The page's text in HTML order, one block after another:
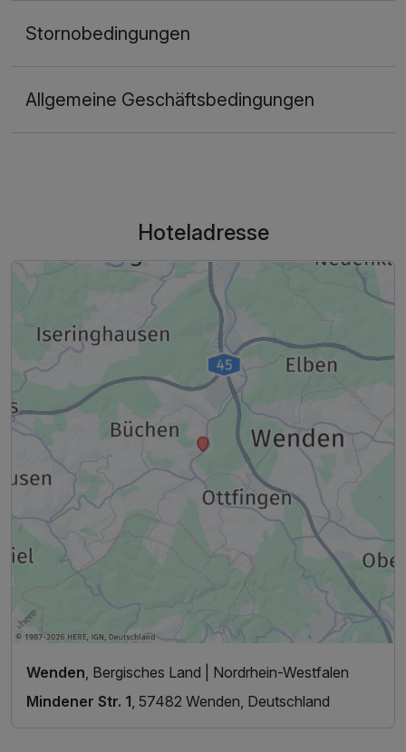
Stornobedingungen
Allgemeine Geschäftsbedingungen
Hoteladresse
Wenden, Bergisches Land | Nordrhein-Westfalen
Mindener Str. 1, 57482 Wenden, Deutschland